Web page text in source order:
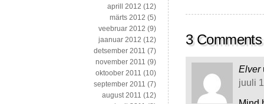
3 Comments
Elver
juuli
aprill 2012 (12)
märts 2012 (5)
veebruar 2012 (9)
jaanuar 2012 (12)
detsember 2011 (7)
november 2011 (9)
oktoober 2011 (10)
september 2011 (7)
august 2011 (12)